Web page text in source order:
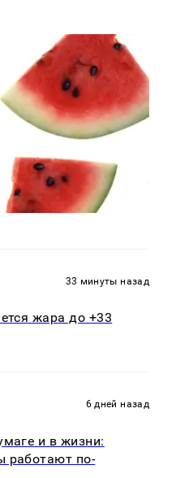
33 минуты назад
жара до +33
6 дней назад
и в жизни:
работают по-